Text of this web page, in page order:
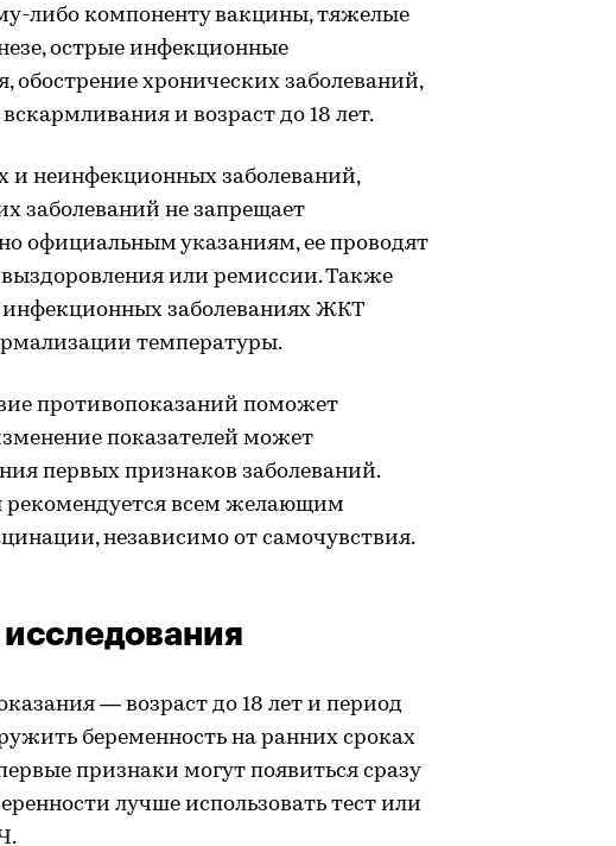
либо компоненту вакцины, тяжелые
острые инфекционные
обострение хронических заболеваний,
и возраст до 18 лет.
неинфекционных заболеваний,
заболеваний не запрещает
официальным указаниям, ее проводят
или ремиссии. Также
заболеваниях ЖКТ
температуры.
противопоказаний поможет
показателей может
первых признаков заболеваний.
рекомендуется всем желающим
независимо от самочувствия.
— возраст до 18 лет и период
беременность на ранних сроках
признаки могут появиться сразу
лучше использовать тест или